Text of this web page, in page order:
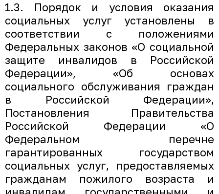
1.3. Порядок и условия оказания
социальных услуг установлены в
соответствии с положениями
Федеральных законов «О социальной
защите инвалидов в Российской
Федерации», «Об основах
социального обслуживания граждан
в Российской Федерации»,
Постановления Правительства
Российской Федерации «О
Федеральном перечне
гарантированных государством
социальных услуг, предоставляемых
гражданам пожилого возраста и